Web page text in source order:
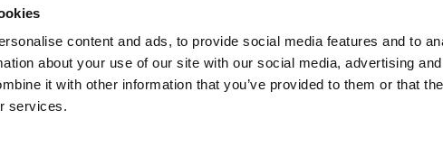
content and ads, to provide social media features and to
about your use of our site with our social media, advertising
it with other information that you’ve provided to them or that
services.
Política de privacidad y aviso legal de Case Logic